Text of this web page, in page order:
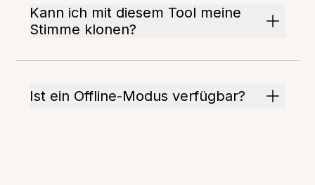
Kann ich mit diesem Tool meine
Stimme klonen?
Ist ein Offline-Modus verfügbar?